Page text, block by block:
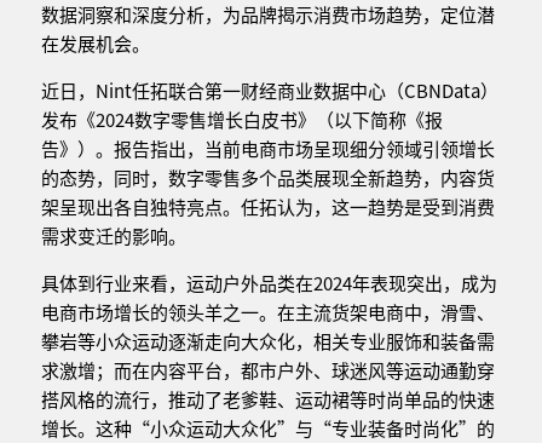
数据洞察和深度分析，为品牌揭示消费市场趋势，定位潜
在发展机会。
近日，Nint任拓联合第一财经商业数据中心（CBNData）
发布《2024数字零售增长白皮书》（以下简称《报
告》）。报告指出，当前电商市场呈现细分领域引领增长
的态势，同时，数字零售多个品类展现全新趋势，内容货
架呈现出各自独特亮点。任拓认为，这一趋势是受到消费
需求变迁的影响。
具体到行业来看，运动户外品类在2024年表现突出，成为
电商市场增长的领头羊之一。在主流货架电商中，滑雪、
攀岩等小众运动逐渐走向大众化，相关专业服饰和装备需
求激增；而在内容平台，都市户外、球迷风等运动通勤穿
搭风格的流行，推动了老爹鞋、运动裙等时尚单品的快速
增长。这种“小众运动大众化”与“专业装备时尚化”的